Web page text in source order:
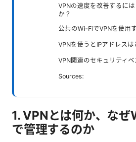
VPNの速度を改善するに
か？
公共のWi-FiでVPNを使用
VPNを使うとIPアドレスは
VPN関連のセキュリティ
Sources:
1. VPNとは何か、な
で管理するのか